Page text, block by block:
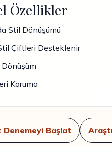
Özellikler
Stil Dönüşümü
Çiftleri Desteklenir
Koruma
Denemeyi Başlat